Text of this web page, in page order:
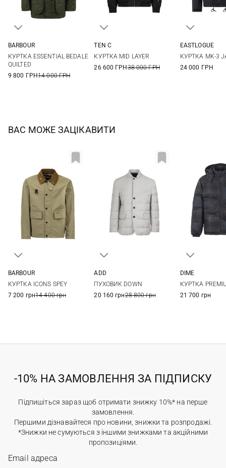
BARBOUR
КУРТКА ESSENTIAL BEDALE
QUILTED
9 800 ГРН14 000 ГРН
TEN C
КУРТКА MID LAYER
26 600 ГРН38 000 ГРН
EASTLOGUE
КУРТКА MK-3
24 000 ГРН
ВАС МОЖЕ ЗАЦІКАВИТИ
BARBOUR
КУРТКА ICONS SPEY
7 200 грн14 400 грн
ADD
ПУХОВИК DOWN
20 160 грн28 800 грн
DIME
КУРТКА
21 700 грн
-10% НА ЗАМОВЛЕННЯ ЗА ПІДПИСКУ
Підпишіться зараз щоб отримати знижку 10%* на перше
замовлення.
Першими дізнавайтеся про новини, знижки та розпродажі.
*Знижки не сумуються з іншими знижками та акційними
пропозиціями.